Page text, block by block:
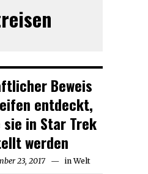
Beweis
entdeckt,
sie in Star Trek
werden
23, 2017 in Welt